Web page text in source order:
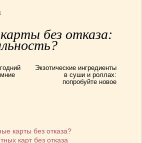
↓
без отказа:
Экзотические ингредиенты
в суши и роллах:
попробуйте новое
карты без отказа?
карт без отказа